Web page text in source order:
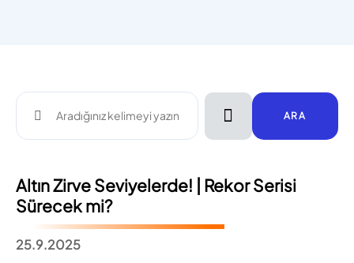
ARA
Altın Zirve Seviyelerde! | Rekor Serisi
Sürecek mi?
25.9.2025